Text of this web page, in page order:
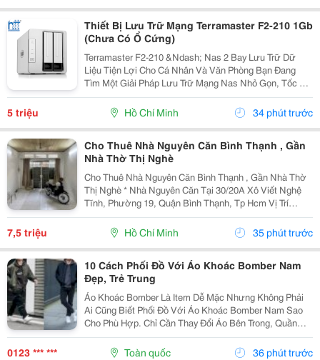
Thiết Bị Lưu Trữ Mạng Terramaster F2-210 1Gb
(Chưa Có Ổ Cứng)
Terramaster F2-210 &Ndash; Nas 2 Bay Lưu Trữ Dữ
Liệu Tiện Lợi Cho Cá Nhân Và Văn Phòng Bạn Đang
Tìm Một Giải Pháp Lưu Trữ Mạng Nas Nhỏ Gọn, Tốc Độ
Ổn Định Và Hỗ Trợ Nhiều Tính Năng Sao Lưu?
Terramaster F2-210 Là Lựa Chọn Phù Hợp Cho Cá
Nhân, Gia...
5 triệu Hồ Chí Minh 34 phút trước
Cho Thuê Nhà Nguyên Căn Bình Thạnh , Gần
Nhà Thờ Thị Nghè
Cho Thuê Nhà Nguyên Căn Bình Thạnh , Gần Nhà Thờ
Thị Nghè * Nhà Nguyên Căn Tại 30/20A Xô Viết Nghệ
Tĩnh, Phường 19, Quận Bình Thạnh, Tp Hcm Vị Trí
Thuận Tiện, Khu Dân Cư Hiện Hữu, Di Chuyển Nhanh
Sang Trung Tâm. * Diện Tích 57M&Sup2; ( Ngang 4M,...
7,5 triệu Hồ Chí Minh 35 phút trước
10 Cách Phối Đồ Với Áo Khoác Bomber Nam
Đẹp, Trẻ Trung
Áo Khoác Bomber Là Item Dễ Mặc Nhưng Không Phải
Ai Cũng Biết Phối Đồ Với Áo Khoác Bomber Nam Sao
Cho Phù Hợp. Chỉ Cần Thay Đổi Áo Bên Trong, Quần
Hoặc Giày, Bạn Đã Có Thể Tạo Nên Nhiều Outfit Khác
Nhau Để Đi Làm, Dạo Phố Hay Gặp Gỡ Bạn Bè. Trong...
0123 *** *** Toàn quốc 36 phút trước